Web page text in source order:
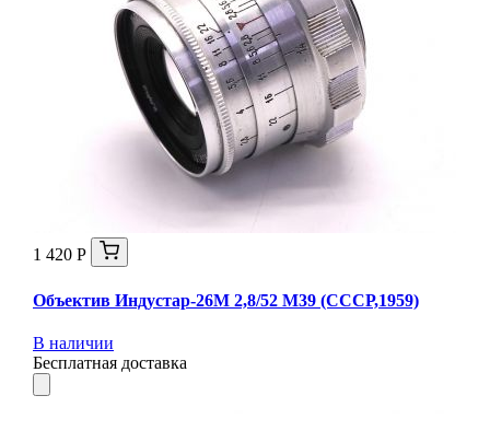
1 420 Р
Объектив Индустар-26М 2,8/52 М39 (СССР,1959)
В наличии
Бесплатная доставка